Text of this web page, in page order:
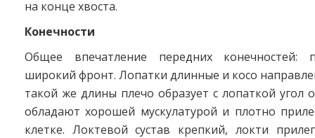
на конце хвоста.
Конечности
Общее впечатление передних конечностей:
широкий фронт. Лопатки длинные и косо
такой же длины плечо образует с лопаткой угол
обладают хорошей мускулатурой и плотно
клетке. Локтевой сустав крепкий, локти